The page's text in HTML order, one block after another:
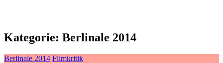
Kategorie: Berlinale 2014
Berlinale 2014 Filmkritik